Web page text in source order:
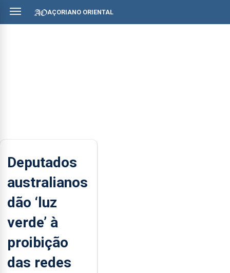
AÇORIANO ORIENTAL
Deputados
australianos
dão ‘luz
verde’ à
proibição
das redes